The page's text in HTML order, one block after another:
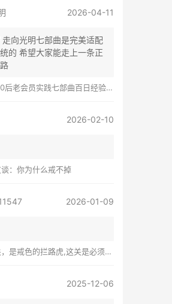
2026-04-11
向光明七部曲是完美适配
的 希望大家能走上一条正
老会员实践七部曲百日经验谈兼苦口忠言
2026-02-10
：你为什么戒不掉
2026-01-09
是戒色的拦路虎,这关是必须过的
2025-12-06